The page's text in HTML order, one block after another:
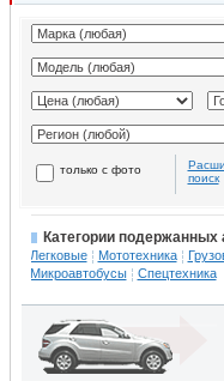
только с фото
поиск
Категории подержанных
Легковые Мототехника
Микроавтобусы
Спецтехника